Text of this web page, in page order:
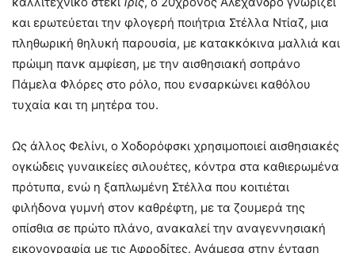
και ερωτεύεται την φλογερή ποιήτρια Στέλλα Ντίαζ, μια
πληθωρική θηλυκή παρουσία, με κατακκόκινα μαλλιά και
πρώιμη πανκ αμφίεση, με την αισθησιακή σοπράνο
Πάμελα Φλόρες στο ρόλο, που ενσαρκώνει καθόλου
τυχαία και τη μητέρα του.
Ως άλλος Φελίνι, ο Χοδορόφσκι χρησιμοποιεί αισθησιακές
ογκώδεις γυναικείες σιλουέτες, κόντρα στα καθιερωμένα
πρότυπα, ενώ η ξαπλωμένη Στέλλα που κοιτιέται
φιλήδονα γυμνή στον καθρέφτη, με τα ζουμερά της
οπίσθια σε πρώτο πλάνο, ανακαλεί την αναγεννησιακή
εικονογραφία με τις Αφροδίτες. Ανάμεσα στην ένταση